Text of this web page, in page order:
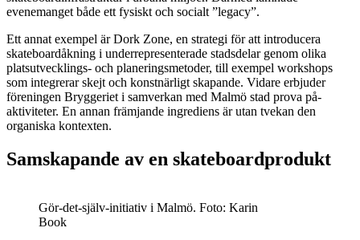
evenemanget både ett fysiskt och socialt ”legacy”.
Ett annat exempel är Dork Zone, en strategi för att introducera
skateboardåkning i underrepresenterade stadsdelar genom olika
platsutvecklings- och planeringsmetoder, till exempel workshops
som integrerar skejt och konstnärligt skapande. Vidare erbjuder
föreningen Bryggeriet i samverkan med Malmö stad prova på-
aktiviteter. En annan främjande ingrediens är utan tvekan den
organiska kontexten.
Samskapande av en skateboardprodukt
Gör-det-själv-initiativ i Malmö. Foto: Karin
Book